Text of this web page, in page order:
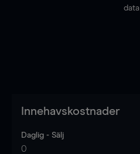
data
Innehavskostnader
Daglig - Sälj
0